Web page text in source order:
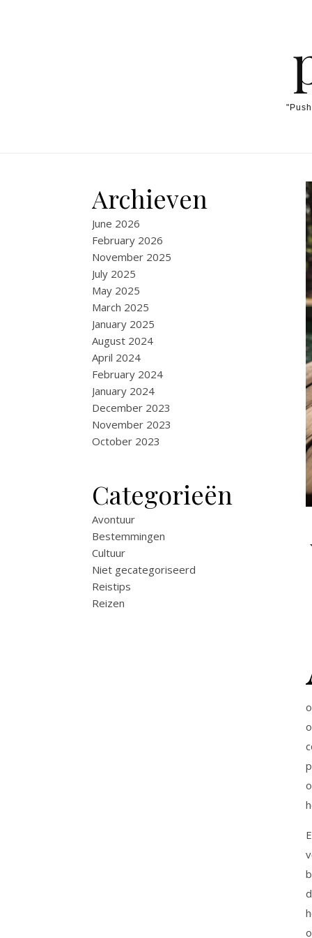
Archieven
June 2026
February 2026
November 2025
July 2025
May 2025
March 2025
January 2025
August 2024
April 2024
February 2024
January 2024
December 2023
November 2023
October 2023
Categorieën
Avontuur
Bestemmingen
Cultuur
Niet gecategoriseerd
Reistips
Reizen